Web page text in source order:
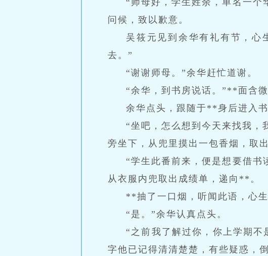
“师母好，学生姓余，单名一个
问候，致以歉意。
吴筱元见到余华有礼有节，心
去。”
“谢谢师母。”余华赶忙道谢。
“余华，到书房说话。”**面含
余华点头，跟随于**身后进入书
“坐吧，怎么想到今天来找我
旁坐下，从兜里摸出一包香烟，取
“学生此番前来，便是想要借书
从衣服内兜取出成绩单，递向**。
**抽了一口烟，听闻此语，心
“是。”余华认真点头。
“之前我了解过你，你上学期
字他已记得清清楚楚，有些疑惑，